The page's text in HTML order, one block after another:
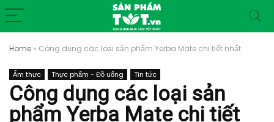
Home » Công dụng các loại sản phẩm Yerba Mate chi tiết nhất
Ẩm thực Thực phẩm - Đồ uống Tin tức
Công dụng các loại sản
phẩm Yerba Mate chi tiết